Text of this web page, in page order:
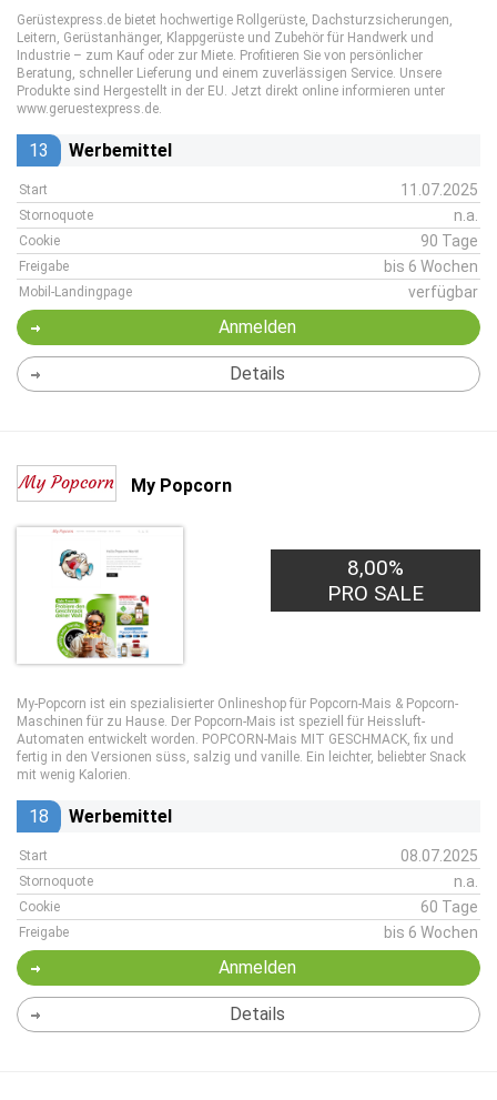
Gerüstexpress.de bietet hochwertige Rollgerüste, Dachsturzsicherungen,
Leitern, Gerüstanhänger, Klappgerüste und Zubehör für Handwerk und
Industrie – zum Kauf oder zur Miete. Profitieren Sie von persönlicher
Beratung, schneller Lieferung und einem zuverlässigen Service. Unsere
Produkte sind Hergestellt in der EU. Jetzt direkt online informieren unter
www.geruestexpress.de.
13 Werbemittel
Start 11.07.2025
Stornoquote n.a.
Cookie 90 Tage
Freigabe bis 6 Wochen
Mobil-Landingpage verfügbar
Anmelden
Details
My Popcorn
8,00%
PRO SALE
My-Popcorn ist ein spezialisierter Onlineshop für Popcorn-Mais & Popcorn-
Maschinen für zu Hause. Der Popcorn-Mais ist speziell für Heissluft-
Automaten entwickelt worden. POPCORN-Mais MIT GESCHMACK, fix und
fertig in den Versionen süss, salzig und vanille. Ein leichter, beliebter Snack
mit wenig Kalorien.
18 Werbemittel
Start 08.07.2025
Stornoquote n.a.
Cookie 60 Tage
Freigabe bis 6 Wochen
Anmelden
Details